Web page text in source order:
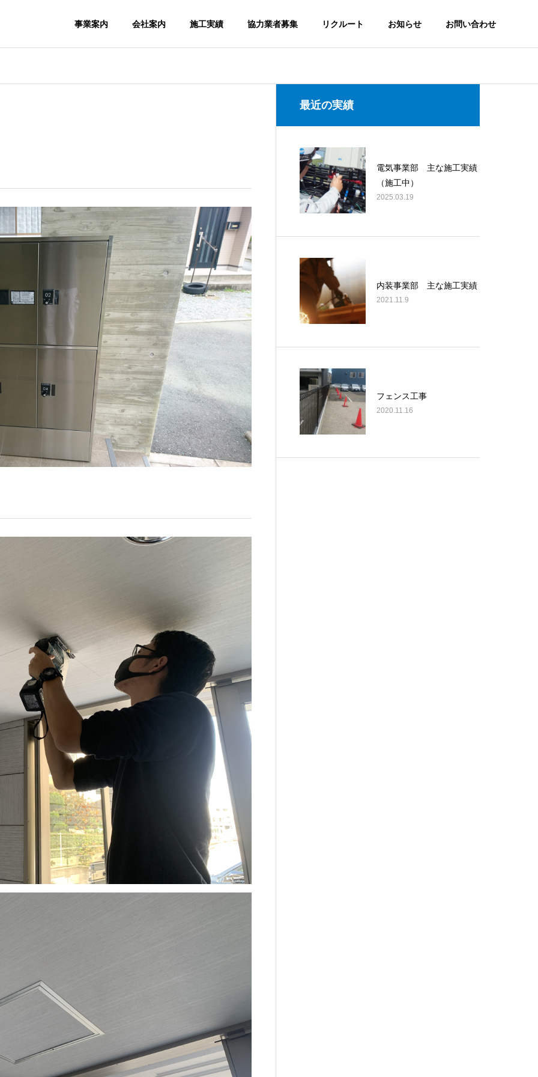
事業案内 会社案内 施工実績 協力業者募集 リクルート お知らせ お問い合わせ
最近の実績
電気事業部 主な施工実績
（施工中）
2025.03.19
内装事業部 主な施工実績
2021.11.9
フェンス工事
2020.11.16